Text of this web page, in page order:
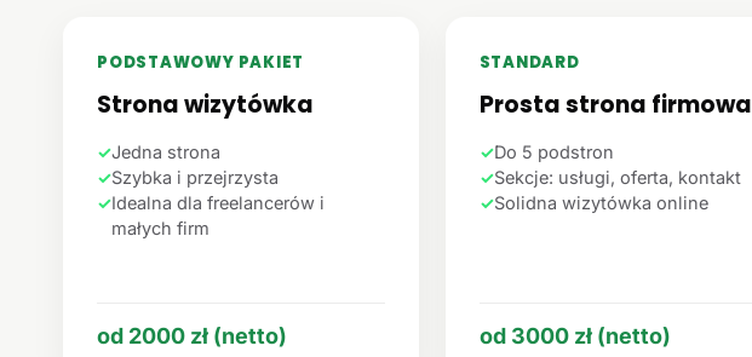
PODSTAWOWY PAKIET
Strona wizytówka
✓Jedna strona
✓Szybka i przejrzysta
✓Idealna dla freelancerów i
małych firm
od 2000 zł (netto)
STANDARD
Prosta strona firmowa
✓Do 5 podstron
✓Sekcje: usługi, oferta, kontakt
✓Solidna wizytówka online
od 3000 zł (netto)